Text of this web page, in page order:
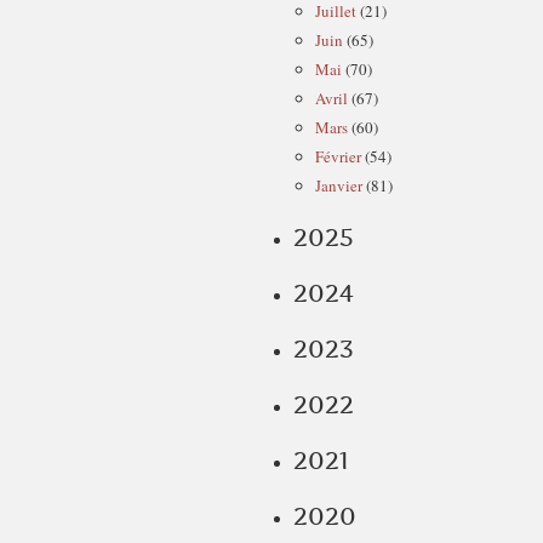
Juillet(21)
Juin (65)
Mai (70)
Avril (67)
Mars(60)
Février(54)
Janvier(81)
2025
2024
2023
2022
2021
2020